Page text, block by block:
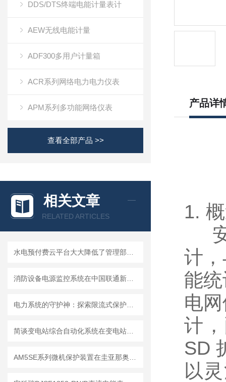
DDS/DTS终端电能计量表计
AEW无线电能计量
ADF300多用户计量箱
ACR系列网络电力电力仪表
APM系列多功能网络仪表
查看全部产品 >>
相关文章
RELATED ARTICLES
产品详
1.
安
计
能
电
计
SD
以